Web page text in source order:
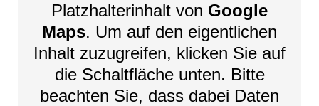
Platzhalterinhalt von Google
Maps. Um auf den eigentlichen
Inhalt zuzugreifen, klicken Sie auf
die Schaltfläche unten. Bitte
beachten Sie, dass dabei Daten